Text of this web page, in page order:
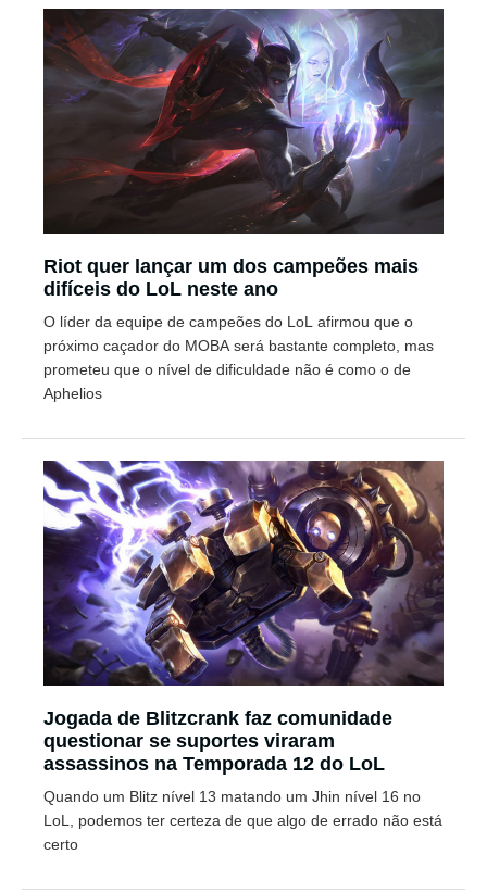
Riot quer lançar um dos campeões mais
difíceis do LoL neste ano
O líder da equipe de campeões do LoL afirmou que o
próximo caçador do MOBA será bastante completo, mas
prometeu que o nível de dificuldade não é como o de
Aphelios
Jogada de Blitzcrank faz comunidade
questionar se suportes viraram
assassinos na Temporada 12 do LoL
Quando um Blitz nível 13 matando um Jhin nível 16 no
LoL, podemos ter certeza de que algo de errado não está
certo